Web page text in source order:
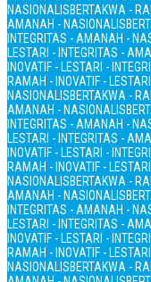
NASIONALISBERTAKWA -
AMANAH - NASIONALIS
INTEGRITAS - AMANAH -
LESTARI - INTEGRITAS -
INOVATIF - LESTARI -
RAMAH - INOVATIF -
NASIONALISBERTAKWA -
AMANAH - NASIONALIS
INTEGRITAS - AMANAH -
LESTARI - INTEGRITAS -
INOVATIF - LESTARI -
RAMAH - INOVATIF -
NASIONALISBERTAKWA -
AMANAH - NASIONALIS
INTEGRITAS - AMANAH -
LESTARI - INTEGRITAS -
INOVATIF - LESTARI -
RAMAH - INOVATIF -
NASIONALISBERTAKWA -